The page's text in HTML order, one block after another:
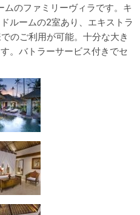
のファミリーヴィラです。キ
ルームの2室あり、エキストラ
のご利用が可能。十分な大き
。バトラーサービス付きでセ